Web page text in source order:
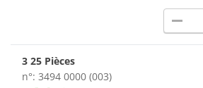
remove
3 25 Pièces
n°: 3494 0000 (003)